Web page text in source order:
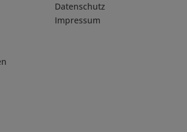
Datenschutz
Impressum